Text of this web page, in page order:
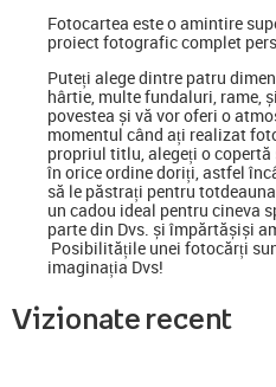
Fotocartea este o amintire
proiect fotografic complet
Puteți alege dintre patru
hârtie, multe fundaluri, rame,
povestea și vă vor oferi o
momentul când ați realizat
propriul titlu, alegeți o
în orice ordine doriți, astfel
să le păstrați pentru
un cadou ideal pentru cineva
parte din Dvs. și împărtășiși
Posibilitățile unei fotocărți
imaginația Dvs!
Vizionate recent